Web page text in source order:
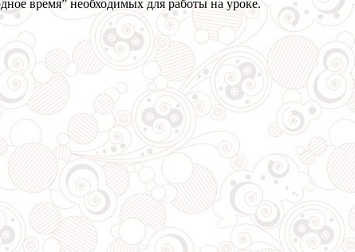
время” необходимых для работы на уроке.